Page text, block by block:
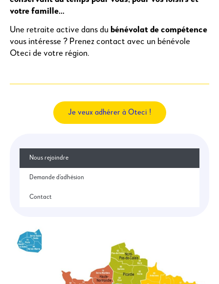
votre famille…
Une retraite active dans du bénévolat de compétence
vous intéresse ? Prenez contact avec un bénévole
Oteci de votre région.
Je veux adhérer à Oteci !
Nous rejoindre
Demande d’adhésion
Contact